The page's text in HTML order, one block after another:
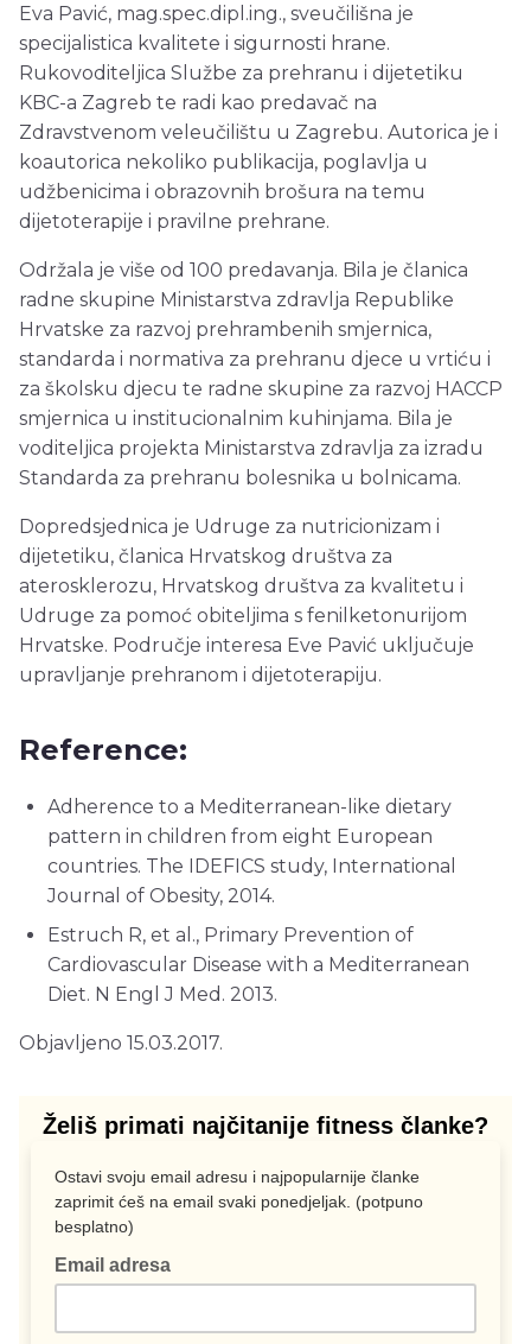
Eva Pavić, mag.spec.dipl.ing., sveučilišna je
specijalistica kvalitete i sigurnosti hrane.
Rukovoditeljica Službe za prehranu i dijetetiku
KBC-a Zagreb te radi kao predavač na
Zdravstvenom veleučilištu u Zagrebu. Autorica je i
koautorica nekoliko publikacija, poglavlja u
udžbenicima i obrazovnih brošura na temu
dijetoterapije i pravilne prehrane.
Održala je više od 100 predavanja. Bila je članica
radne skupine Ministarstva zdravlja Republike
Hrvatske za razvoj prehrambenih smjernica,
standarda i normativa za prehranu djece u vrtiću i
za školsku djecu te radne skupine za razvoj HACCP
smjernica u institucionalnim kuhinjama. Bila je
voditeljica projekta Ministarstva zdravlja za izradu
Standarda za prehranu bolesnika u bolnicama.
Dopredsjednica je Udruge za nutricionizam i
dijetetiku, članica Hrvatskog društva za
aterosklerozu, Hrvatskog društva za kvalitetu i
Udruge za pomoć obiteljima s fenilketonurijom
Hrvatske. Područje interesa Eve Pavić uključuje
upravljanje prehranom i dijetoterapiju.
Reference:
Adherence to a Mediterranean-like dietary
pattern in children from eight European
countries. The IDEFICS study, International
Journal of Obesity, 2014.
Estruch R, et al., Primary Prevention of
Cardiovascular Disease with a Mediterranean
Diet. N Engl J Med. 2013.
Objavljeno 15.03.2017.